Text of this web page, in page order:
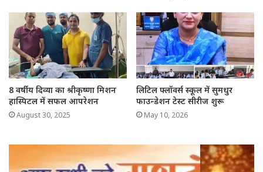
8 वर्षीय दिव्या का श्रीकृष्णा मिशन
हास्पिटल में सफल आपरेशन
August 30, 2025
लिटिल फ्लॉवर्स स्कूल में सुमधुर
फाउन्डेशन टेस्ट सीरीज शुरू
May 10, 2026